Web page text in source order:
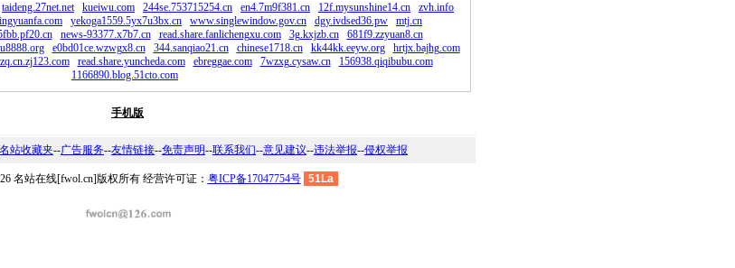
taideng.27net.net kueiwu.com 244se.753715254.cn en4.7m9f381.cn 12f.mysunshine14.cn
zvh.info
yekoga1559.5yx7u3bx.cn www.singlewindow.gov.cn dgy.ivdsed36.pw
mtj.cn
news-93377.x7b7.cn read.share.fanlichengxu.com 3g.kxjzb.cn
681f9.zzyuan8.cn
e0bd01ce.wzwgx8.cn 344.sanqiao21.cn chinese1718.cn kk44kk.eeyw.org
hrtjx.bajhg.com
read.share.yuncheda.com ebreggae.com 7wzxg.cysaw.cn
156938.qiqibubu.com
1166890.blog.51cto.com
手机版
名站收藏夹--广告服务--友情链接--免责声明--联系我们--意见建议--违法举报--侵权举报
名站在线[fwol.cn]版权所有 经营许可证： 粤ICP备17047754号 51La